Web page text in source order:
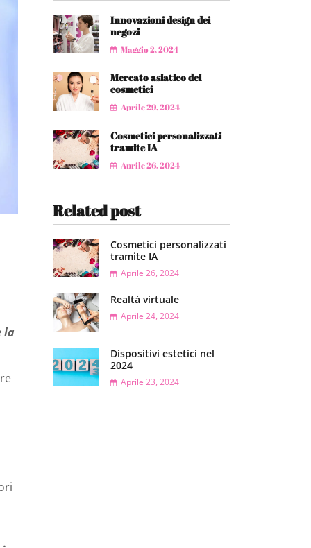
la
Innovazioni design dei
negozi
Maggio 2, 2024
Mercato asiatico dei
cosmetici
Aprile 29, 2024
Cosmetici personalizzati
tramite IA
Aprile 26, 2024
Related post
Cosmetici personalizzati
tramite IA
Aprile 26, 2024
Realtà virtuale
Aprile 24, 2024
Dispositivi estetici nel
2024
Aprile 23, 2024